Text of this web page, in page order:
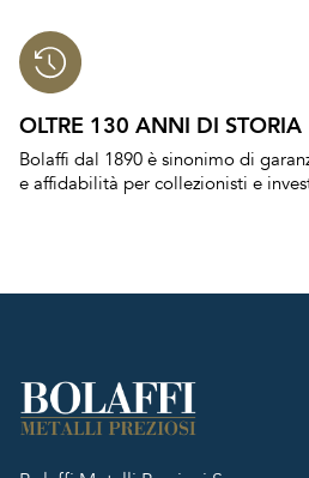
OLTRE 130 ANNI DI STORIA
Bolaffi dal 1890 è sinonimo di
e affidabilità per collezionisti e